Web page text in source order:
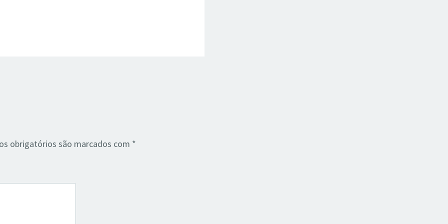
obrigatórios são marcados com *